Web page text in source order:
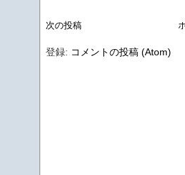
次の投稿
登録: コメントの投稿 (Atom)